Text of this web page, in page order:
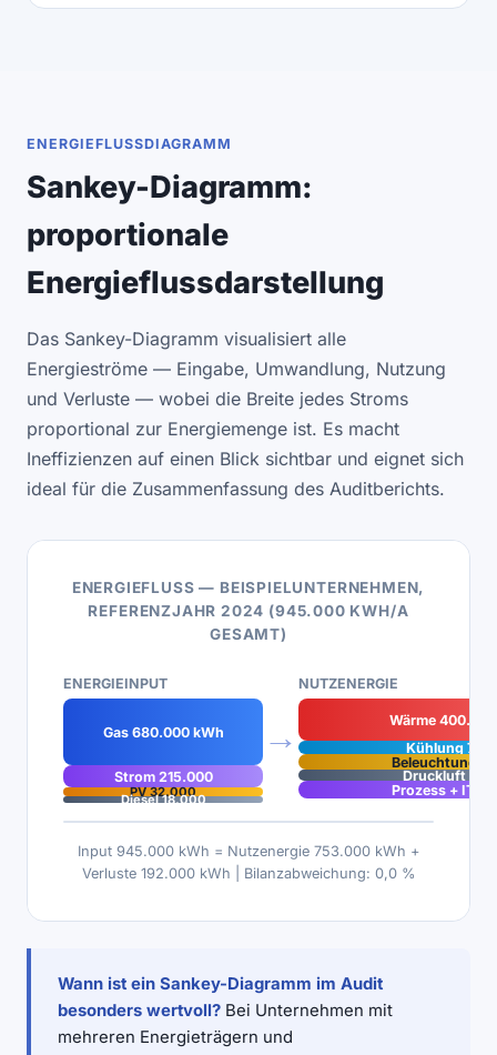
ENERGIEFLUSSDIAGRAMM
Sankey-Diagramm:
proportionale
Energieflussdarstellung
Das Sankey-Diagramm visualisiert alle
Energieströme — Eingabe, Umwandlung, Nutzung
und Verluste — wobei die Breite jedes Stroms
proportional zur Energiemenge ist. Es macht
Ineffizienzen auf einen Blick sichtbar und eignet sich
ideal für die Zusammenfassung des Auditberichts.
ENERGIEFLUSS — BEISPIELUNTERNEHMEN,
REFERENZJAHR 2024 (945.000 KWH/A
GESAMT)
ENERGIEINPUT
Gas 680.000 kWh
Strom 215.000
PV 32.000
Diesel 18.000
→
NUTZENERGIE
Wärme
Kühlung
Beleuchtung
Druckluft
Prozess + IT
Input 945.000 kWh = Nutzenergie 753.000 kWh +
Verluste 192.000 kWh | Bilanzabweichung: 0,0 %
Wann ist ein Sankey-Diagramm im Audit
besonders wertvoll? Bei Unternehmen mit
mehreren Energieträgern und